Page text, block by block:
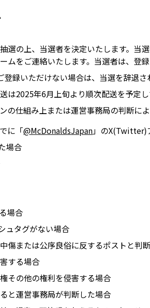
選の上、当選者を決定いたします。当
ムをご連絡いたします。当選者は、登
録いただけない場合は、当選を辞退さ
は2025年6月上旬より順次配送を予定し
の仕組み上または運営事務局の判断に
に「@McDonaldsJapan」のX(Twitter)
場合
場合
ュタグがない場合
傷または公序良俗に反するポストと判
する場合
その他の権利を侵害する場合
と運営事務局が判断した場合